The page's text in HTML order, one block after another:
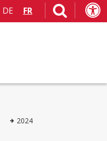
DE FR
2024